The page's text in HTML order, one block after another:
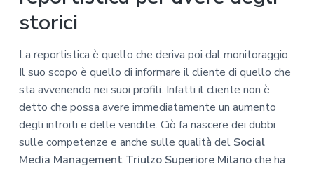
storici
La reportistica è quello che deriva poi dal monitoraggio.
Il suo scopo è quello di informare il cliente di quello che
sta avvenendo nei suoi profili. Infatti il cliente non è
detto che possa avere immediatamente un aumento
degli introiti e delle vendite. Ciò fa nascere dei dubbi
sulle competenze e anche sulle qualità del Social
Media Management Triulzo Superiore Milanoche ha